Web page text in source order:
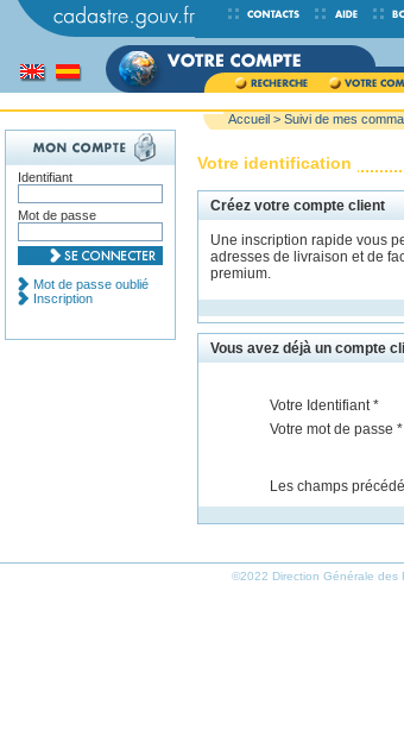
Accueil > Suivi de mes
Votre identification
Créez votre compte client
Une inscription rapide vous
adresses de livraison et de
premium.
Vous avez déjà un compte
Votre Identifiant *
Votre mot de passe *
Les champs
Identifiant
Mot de passe
Mot de passe oublié
Inscription
©2022 Direction Générale